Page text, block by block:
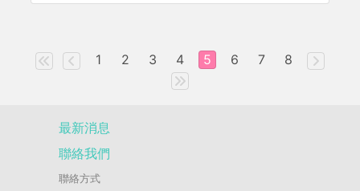
1 2 3 4 5 6 7 8
最新消息
聯絡我們
聯絡方式